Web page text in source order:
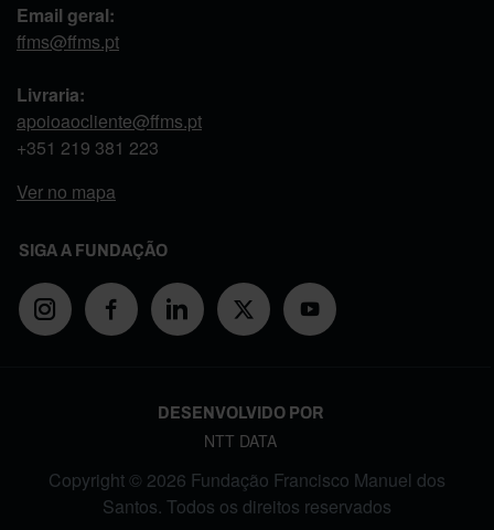
Email geral:
ffms@ffms.pt
Livraria:
apoioaocliente@ffms.pt
+351 219 381 223
Ver no mapa
SIGA A FUNDAÇÃO
DESENVOLVIDO POR
NTT DATA
Copyright © 2026 Fundação Francisco Manuel dos
Santos. Todos os direitos reservados